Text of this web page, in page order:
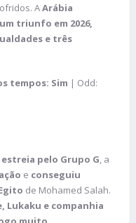
AArábia
triunfo em 2026,
e três
tempos: Sim | Odd:
pelo Grupo G, a
e conseguiu
de Mohamed Salah.
Lukaku e companhia